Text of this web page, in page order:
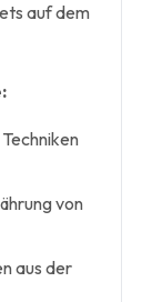
auf dem
von
aus der